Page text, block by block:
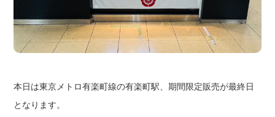
本日は東京メトロ有楽町線の有楽町駅、期間限定販売が最終日
となります。